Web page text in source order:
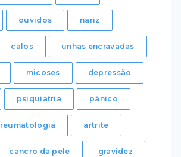
ouvidos nariz
calos unhas encravadas
micoses depressão
psiquiatria pânico
reumatologia artrite
cancro da pele gravidez